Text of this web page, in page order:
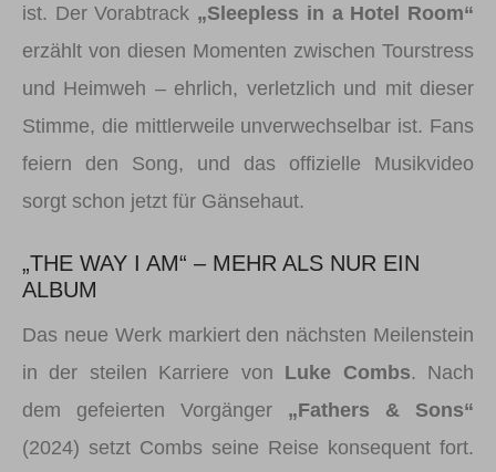
ist. Der Vorabtrack „Sleepless in a Hotel Room“
erzählt von diesen Momenten zwischen Tourstress
und Heimweh – ehrlich, verletzlich und mit dieser
Stimme, die mittlerweile unverwechselbar ist. Fans
feiern den Song, und das offizielle Musikvideo
sorgt schon jetzt für Gänsehaut.
„THE WAY I AM“ – MEHR ALS NUR EIN
ALBUM
Das neue Werk markiert den nächsten Meilenstein
in der steilen Karriere von Luke Combs. Nach
dem gefeierten Vorgänger „Fathers & Sons“
(2024) setzt Combs seine Reise konsequent fort.